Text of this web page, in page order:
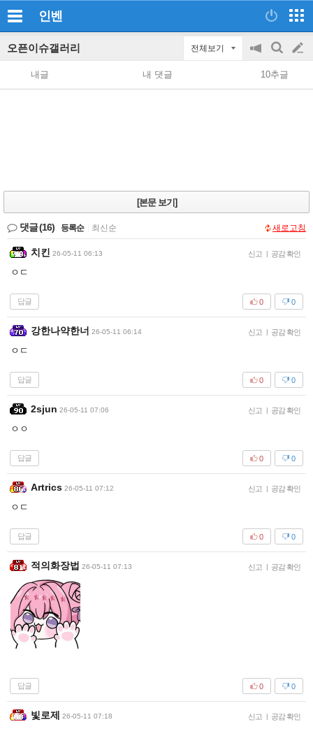
인벤
오픈이슈갤러리 전체보기
공
지
on/off
검
색
글
쓰
내글 내 댓글 10추글
[본문 보기]
댓글(16) 등록순 최신순 새로고침
치킨 26-05-11 06:13 신고 | 공감 확인
ㅇㄷ
답글 0
0
강한나약한너 26-05-11 06:14 신고 | 공감 확인
ㅇㄷ
답글 0
0
2sjun 26-05-11 07:06 신고 | 공감 확인
ㅇㅇ
답글 0
0
Artrics 26-05-11 07:12 신고 | 공감 확인
ㅇㄷ
답글 0
0
적의화장법 26-05-11 07:13 신고 | 공감 확인
답글 0
0
빛로제 26-05-11 07:18 신고 | 공감 확인